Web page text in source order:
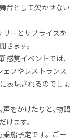
台として欠かせない
リーとサプライズを
ます。
感覚イベントでは､
フやレストランス
表現されるのでしょ
声をかけたりと､物語
ます。
船予定です。ご一